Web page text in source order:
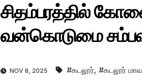
சிதம்பரத்தில்
வன்கொடுமை
NOV 8, 2025 #கடலூர், #கடலூர்